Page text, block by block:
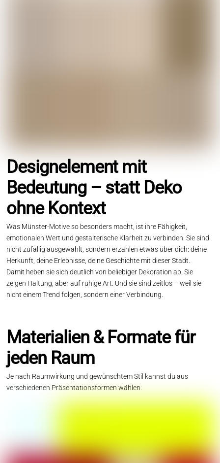
Designelement mit
Bedeutung – statt Deko
ohne Kontext
Was Münster-Motive so besonders macht, ist ihre Fähigkeit,
emotionalen Wert und gestalterische Klarheit zu verbinden. Sie sind
nicht zufällig ausgewählt, sondern erzählen etwas über dich: deine
Herkunft, deine Erlebnisse, deine Geschichte mit dieser Stadt.
Damit heben sie sich deutlich von beliebiger Dekoration ab. Sie
zeigen Haltung, aber auf ruhige Art. Und sie sind zeitlos – weil sie
nicht einem Trend folgen, sondern einer Verbindung.
Materialien & Formate für
jeden Raum
Je nach Raumwirkung und gewünschtem Stil kannst du aus
verschiedenen Präsentationsformen wählen: